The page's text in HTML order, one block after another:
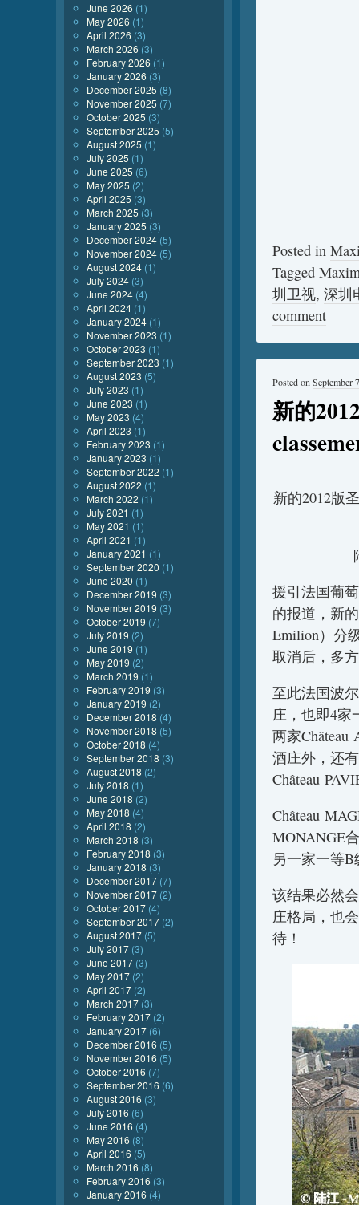
Posted in
Tagged
圳卫视, 深圳
comment
新的
Posted on September
新的2012版
援引法国葡
的报道，新
Emilion）分
取消后，多
至此法国波
庄，也即4家
两家Château
酒庄外，还
Château
Château
MONANGE
另一家一等
该结果必然
庄格局，也
待！
June 2026 (1)
May 2026 (1)
April 2026 (3)
March 2026 (3)
February 2026 (1)
January 2026 (3)
December 2025 (8)
November 2025 (7)
October 2025 (3)
September 2025 (5)
August 2025 (1)
July 2025 (1)
June 2025 (6)
May 2025 (2)
April 2025 (3)
March 2025 (3)
January 2025 (3)
December 2024 (5)
November 2024 (5)
August 2024 (1)
July 2024 (3)
June 2024 (4)
April 2024 (1)
January 2024 (1)
November 2023 (1)
October 2023 (1)
September 2023 (1)
August 2023 (5)
July 2023 (1)
June 2023 (1)
May 2023 (4)
April 2023 (1)
February 2023 (1)
January 2023 (1)
September 2022 (1)
August 2022 (1)
March 2022 (1)
July 2021 (1)
May 2021 (1)
April 2021 (1)
January 2021 (1)
September 2020 (1)
June 2020 (1)
December 2019 (3)
November 2019 (3)
October 2019 (7)
July 2019 (2)
June 2019 (1)
May 2019 (2)
March 2019 (1)
February 2019 (3)
January 2019 (2)
December 2018 (4)
November 2018 (5)
October 2018 (4)
September 2018 (3)
August 2018 (2)
July 2018 (1)
June 2018 (2)
May 2018 (4)
April 2018 (2)
March 2018 (3)
February 2018 (3)
January 2018 (3)
December 2017 (7)
November 2017 (2)
October 2017 (4)
September 2017 (2)
August 2017 (5)
July 2017 (3)
June 2017 (3)
May 2017 (2)
April 2017 (2)
March 2017 (3)
February 2017 (2)
January 2017 (6)
December 2016 (5)
November 2016 (5)
October 2016 (7)
September 2016 (6)
August 2016 (3)
July 2016 (6)
June 2016 (4)
May 2016 (8)
April 2016 (5)
March 2016 (8)
February 2016 (3)
January 2016 (4)